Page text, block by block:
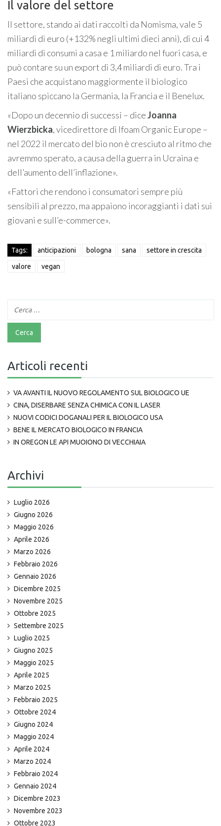
Il valore del settore
Il settore, stando ai dati raccolti da Nomisma, vale 5
miliardi di euro (+132% negli ultimi dieci anni), di cui 4
miliardi di consumi a casa e 1 miliardo nel fuori casa, e
può contare su un export di 3,4 miliardi di euro. Tra i
Paesi che acquistano maggiormente il biologico
italiano spiccano la Germania, la Francia e il Benelux.
«Dopo un decennio di successi – diceJoanna
Wierzbicka, vicedirettore di Ifoam Organic Europe –
nel 2022 il mercato del bio non è cresciuto al ritmo che
avremmo sperato, a causa della guerra in Ucraina e
dell’aumento dell’inflazione».
«Fattori che rendono i consumatori sempre più
sensibili al prezzo, ma appaiono incoraggianti i dati sui
giovani e sull’e-commerce».
Tags: anticipazioni bologna sana settore in crescita
valore vegan
Articoli recenti
VA AVANTI IL NUOVO REGOLAMENTO SUL BIOLOGICO UE
CINA, DISERBARE SENZA CHIMICA CON IL LASER
NUOVI CODICI DOGANALI PER IL BIOLOGICO USA
BENE IL MERCATO BIOLOGICO IN FRANCIA
IN OREGON LE API MUOIONO DI VECCHIAIA
Archivi
Luglio 2026
Giugno 2026
Maggio 2026
Aprile 2026
Marzo 2026
Febbraio 2026
Gennaio 2026
Dicembre 2025
Novembre 2025
Ottobre 2025
Settembre 2025
Luglio 2025
Giugno 2025
Maggio 2025
Aprile 2025
Marzo 2025
Febbraio 2025
Ottobre 2024
Giugno 2024
Maggio 2024
Aprile 2024
Marzo 2024
Febbraio 2024
Gennaio 2024
Dicembre 2023
Novembre 2023
Ottobre 2023